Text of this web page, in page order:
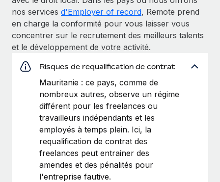
nos services d'Employer of record, Remote prend
en charge la conformité pour vous laisser vous
concentrer sur le recrutement des meilleurs talents
et le développement de votre activité.
Risques de requalification de contrat
Mauritanie : ce pays, comme de
nombreux autres, observe un régime
différent pour les freelances ou
travailleurs indépendants et les
employés à temps plein. Ici, la
requalification de contrat des
freelances peut entrainer des
amendes et des pénalités pour
l'entreprise fautive.